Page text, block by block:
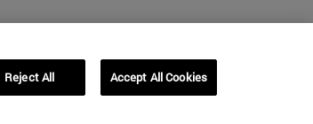
Reject All Accept All Cookies